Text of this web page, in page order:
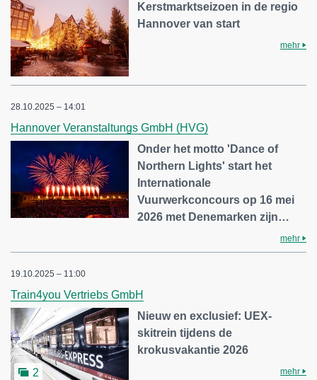
Kerstmarktseizoen in de regio
Hannover van start
mehr
28.10.2025 – 14:01
Hannover Veranstaltungs GmbH (HVG)
Onder het motto 'Dance of
Northern Lights' start het
Internationale
Vuurwerkconcours op 16 mei
2026 met Denemarken zijn…
mehr
19.10.2025 – 11:00
Train4you Vertriebs GmbH
2
Nieuw en exclusief: UEX-
skitrein tijdens de
krokusvakantie 2026
mehr